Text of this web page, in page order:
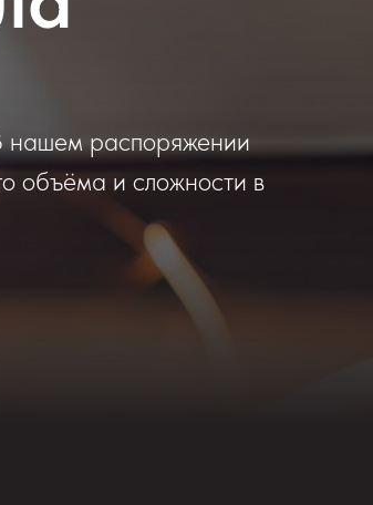
нашем распоряжении
объёма и сложности в